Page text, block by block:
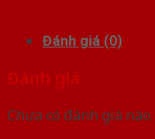
Đánh giá (0)
Đánh giá
Chưa có đánh giá nào.